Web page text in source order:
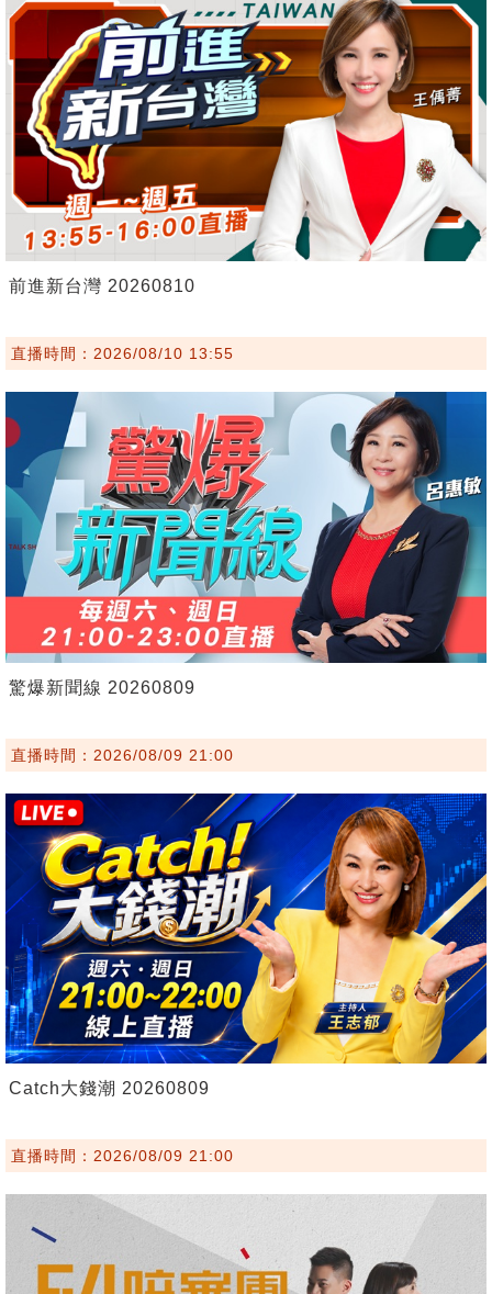
前進新台灣 20260810
直播時間：2026/08/10 13:55
驚爆新聞線 20260809
直播時間：2026/08/09 21:00
Catch大錢潮 20260809
直播時間：2026/08/09 21:00